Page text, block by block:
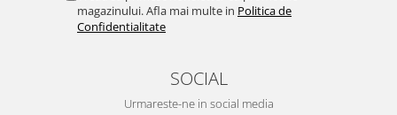
magazinului. Afla mai multe in Politica de
Confidentialitate
SOCIAL
Urmareste-ne in social media